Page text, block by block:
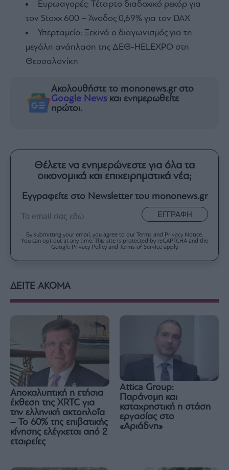
Ευρωαγορές: Τέταρτο διαδοχικό ρεκόρ για
τον Stoxx 600 – Άνοδος 0,69% για τον DAX
Υπερταμείο: Ξεκινά ο διαγωνισμός για τη
μεγάλη ανάπλαση της ΔΕΘ-HELEXPO στη
Θεσσαλονίκη
Ακολουθήστε το mononews.gr στο
Google News και ενημερωθείτε
πρώτοι.
Θέλετε να ενημερώνεστε για όλα τα
οικονομικά και επιχειρηματικά νέα;
Εγγραφείτε στο Newsletter του mononews.gr
ΕΓΓΡΑΦΗ
By submitting your email, you agree to our Terms and Privacy Notice.
You can opt out at any time. This site is protected by reCAPTCHA and the
Google Privacy Policy and Terms of Service apply.
ΔΕΙΤΕ ΑΚΟΜΑ
Αποκαλυπτική η ετήσια
έκθεση της XRTC για
την ελληνική ακτοπλοΐα
– Το 60% της επιβατικής
κίνησης ελέγχεται από 2
εταιρείες
Attica Group:
Παράνομη και
καταχρηστική η στάση
εργασίας στο
«Αριάδνη»